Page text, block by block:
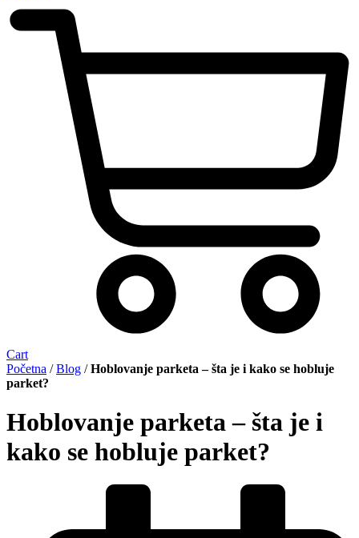
Cart
Početna /Blog /Hoblovanje parketa – šta je i kako se hobluje
parket?
Hoblovanje parketa – šta je i
kako se hobluje parket?